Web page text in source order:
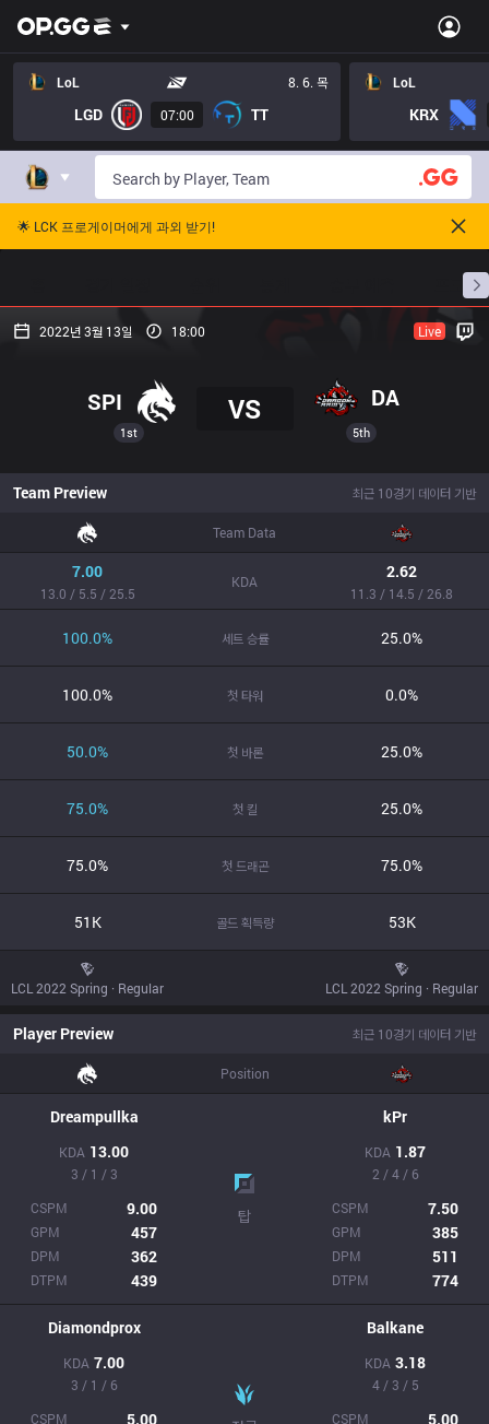
LoL 8. 6. 목
LGD 07:00 TT
LoL
KRX
🌟 LCK 프로게이머에게 과외 받기!
프로빌
2022년 3월 13일 18:00 Live
1st
SPI VS DA
5th
Team Preview 최근 10경기 데이터 기반
Team Data
7.00
13.0 / 5.5 / 25.5
KDA 2.62
11.3 / 14.5 / 26.8
100.0% 세트 승률 25.0%
100.0% 첫 타워 0.0%
50.0% 첫 바론 25.0%
75.0% 첫 킬 25.0%
75.0% 첫 드래곤 75.0%
51K 골드 획득량 53K
LCL 2022 Spring · Regular LCL 2022 Spring · Regular
Player Preview 최근 10경기 데이터 기반
Position
Dreampullka
KDA 13.00
3 / 1 / 3
CSPM
9.00
GPM 457
DPM 362
DTPM 439
탑
kPr
KDA 1.87
2 / 4 / 6
CSPM
7.50
GPM 385
DPM 511
DTPM 774
Diamondprox
KDA 7.00
3 / 1 / 6
CSPM
5.00
Balkane
KDA 3.18
4 / 3 / 5
CSPM
5.00